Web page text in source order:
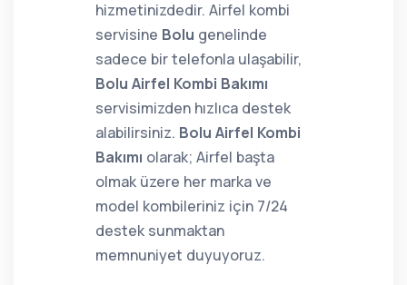
hizmetinizdedir. Airfel kombi
servisine Bolu genelinde
sadece bir telefonla ulaşabilir,
Bolu Airfel Kombi Bakımı
servisimizden hızlıca destek
alabilirsiniz. Bolu Airfel Kombi
Bakımı olarak; Airfel başta
olmak üzere her marka ve
model kombileriniz için 7/24
destek sunmaktan
memnuniyet duyuyoruz.